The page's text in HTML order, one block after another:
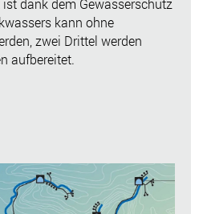
kann ohne
zwei Drittel werden
aufbereitet.